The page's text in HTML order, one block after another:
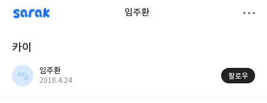
sarak 임주환
카이
임주환
작
2018.4.24
팔로우